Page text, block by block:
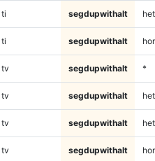
ti segdupwithalt
ti segdupwithalt
tv segdupwithalt *
tv segdupwithalt het
tv segdupwithalt
tv segdupwithalt